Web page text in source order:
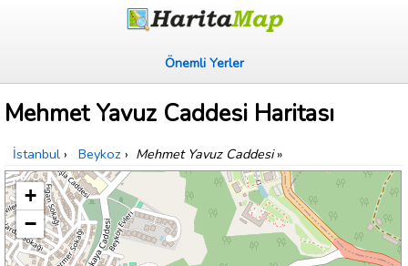
Önemli Yerler
Mehmet Yavuz Caddesi Haritası
İstanbul › Beykoz › Mehmet Yavuz Caddesi»
+
−